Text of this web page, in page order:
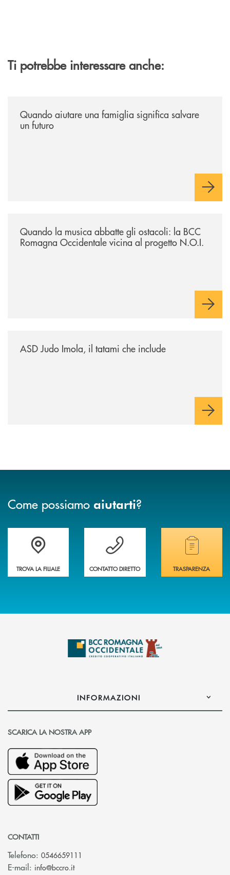
Ti potrebbe interessare anche:
Quando aiutare una famiglia significa salvare
un futuro
Quando la musica abbatte gli ostacoli: la BCC
Romagna Occidentale vicina al progetto N.O.I.
ASD Judo Imola, il tatami che include
Come possiamo aiutarti?
Accedi all' elenco completo delle filiali della banca.
TROVA LA FILIALE
Hai bisogno di assistenza immediata?
CONTATTO DIRETTO
Hai bisogno di
TRASPARENZA
INFORMAZIONI
SCARICA LA NOSTRA APP
CONTATTI
Telefono: 0546659111
E-mail: info@bccro.it(si apre l’app di posta elettronica)